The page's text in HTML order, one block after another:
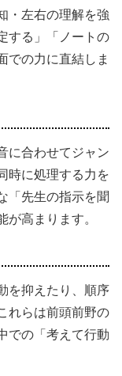
・左右の理解を強
する」「ノートの
での力に直結しま
に合わせてジャン
時に処理する力を
「先生の指示を聞
が高まります。
を抑えたり、順序
れらは前頭前野の
での「考えて行動